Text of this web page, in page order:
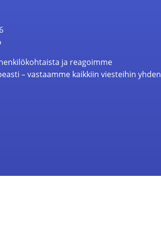
ja reagoimme
– vastaamme kaikkiin viesteihin yhden